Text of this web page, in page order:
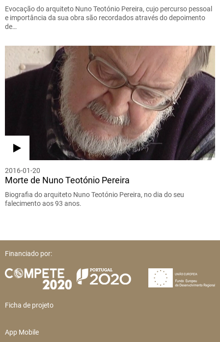
Evocação do arquiteto Nuno Teotónio Pereira, cujo percurso pessoal
e importância da sua obra são recordados através do depoimento
de…
2016-01-20
Morte de Nuno Teotónio Pereira
Biografia do arquiteto Nuno Teotónio Pereira, no dia do seu
falecimento aos 93 anos.
Financiado por:
Ficha de projeto
App Mobile